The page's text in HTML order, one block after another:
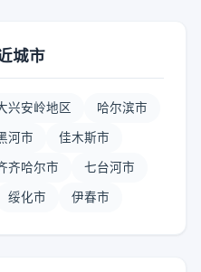
城市
兴安岭地区 哈尔滨市
河市 佳木斯市
齐哈尔市 七台河市
绥化市 伊春市